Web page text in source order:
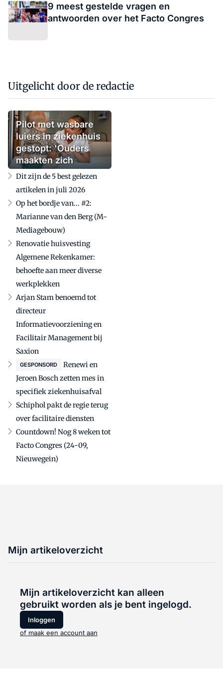
9 meest gestelde vragen en
antwoorden over het Facto Congres
Uitgelicht door de redactie
Pilot met wasbare
luiers in ziekenhuis
gestopt: 'Ouders
maakten zich
zorgen'
Dit zijn de 5 best gelezen
artikelen in juli 2026
Op het bordje van... #2:
Marianne van den Berg (M-
Mediagebouw)
Renovatie huisvesting
Algemene Rekenkamer:
behoefte aan meer diverse
werkplekken
Arjan Stam benoemd tot
directeur
Informatievoorziening en
Facilitair Management bij
Saxion
GESPONSORD
Renewi en
Jeroen Bosch zetten mes in
specifiek ziekenhuisafval
Schiphol pakt de regie terug
over facilitaire diensten
Countdown! Nog 8 weken tot
Facto Congres (24-09,
Nieuwegein)
Mijn artikeloverzicht
Mijn artikeloverzicht kan alleen
gebruikt worden als je bent ingelogd.
Inloggen
of maak een account aan